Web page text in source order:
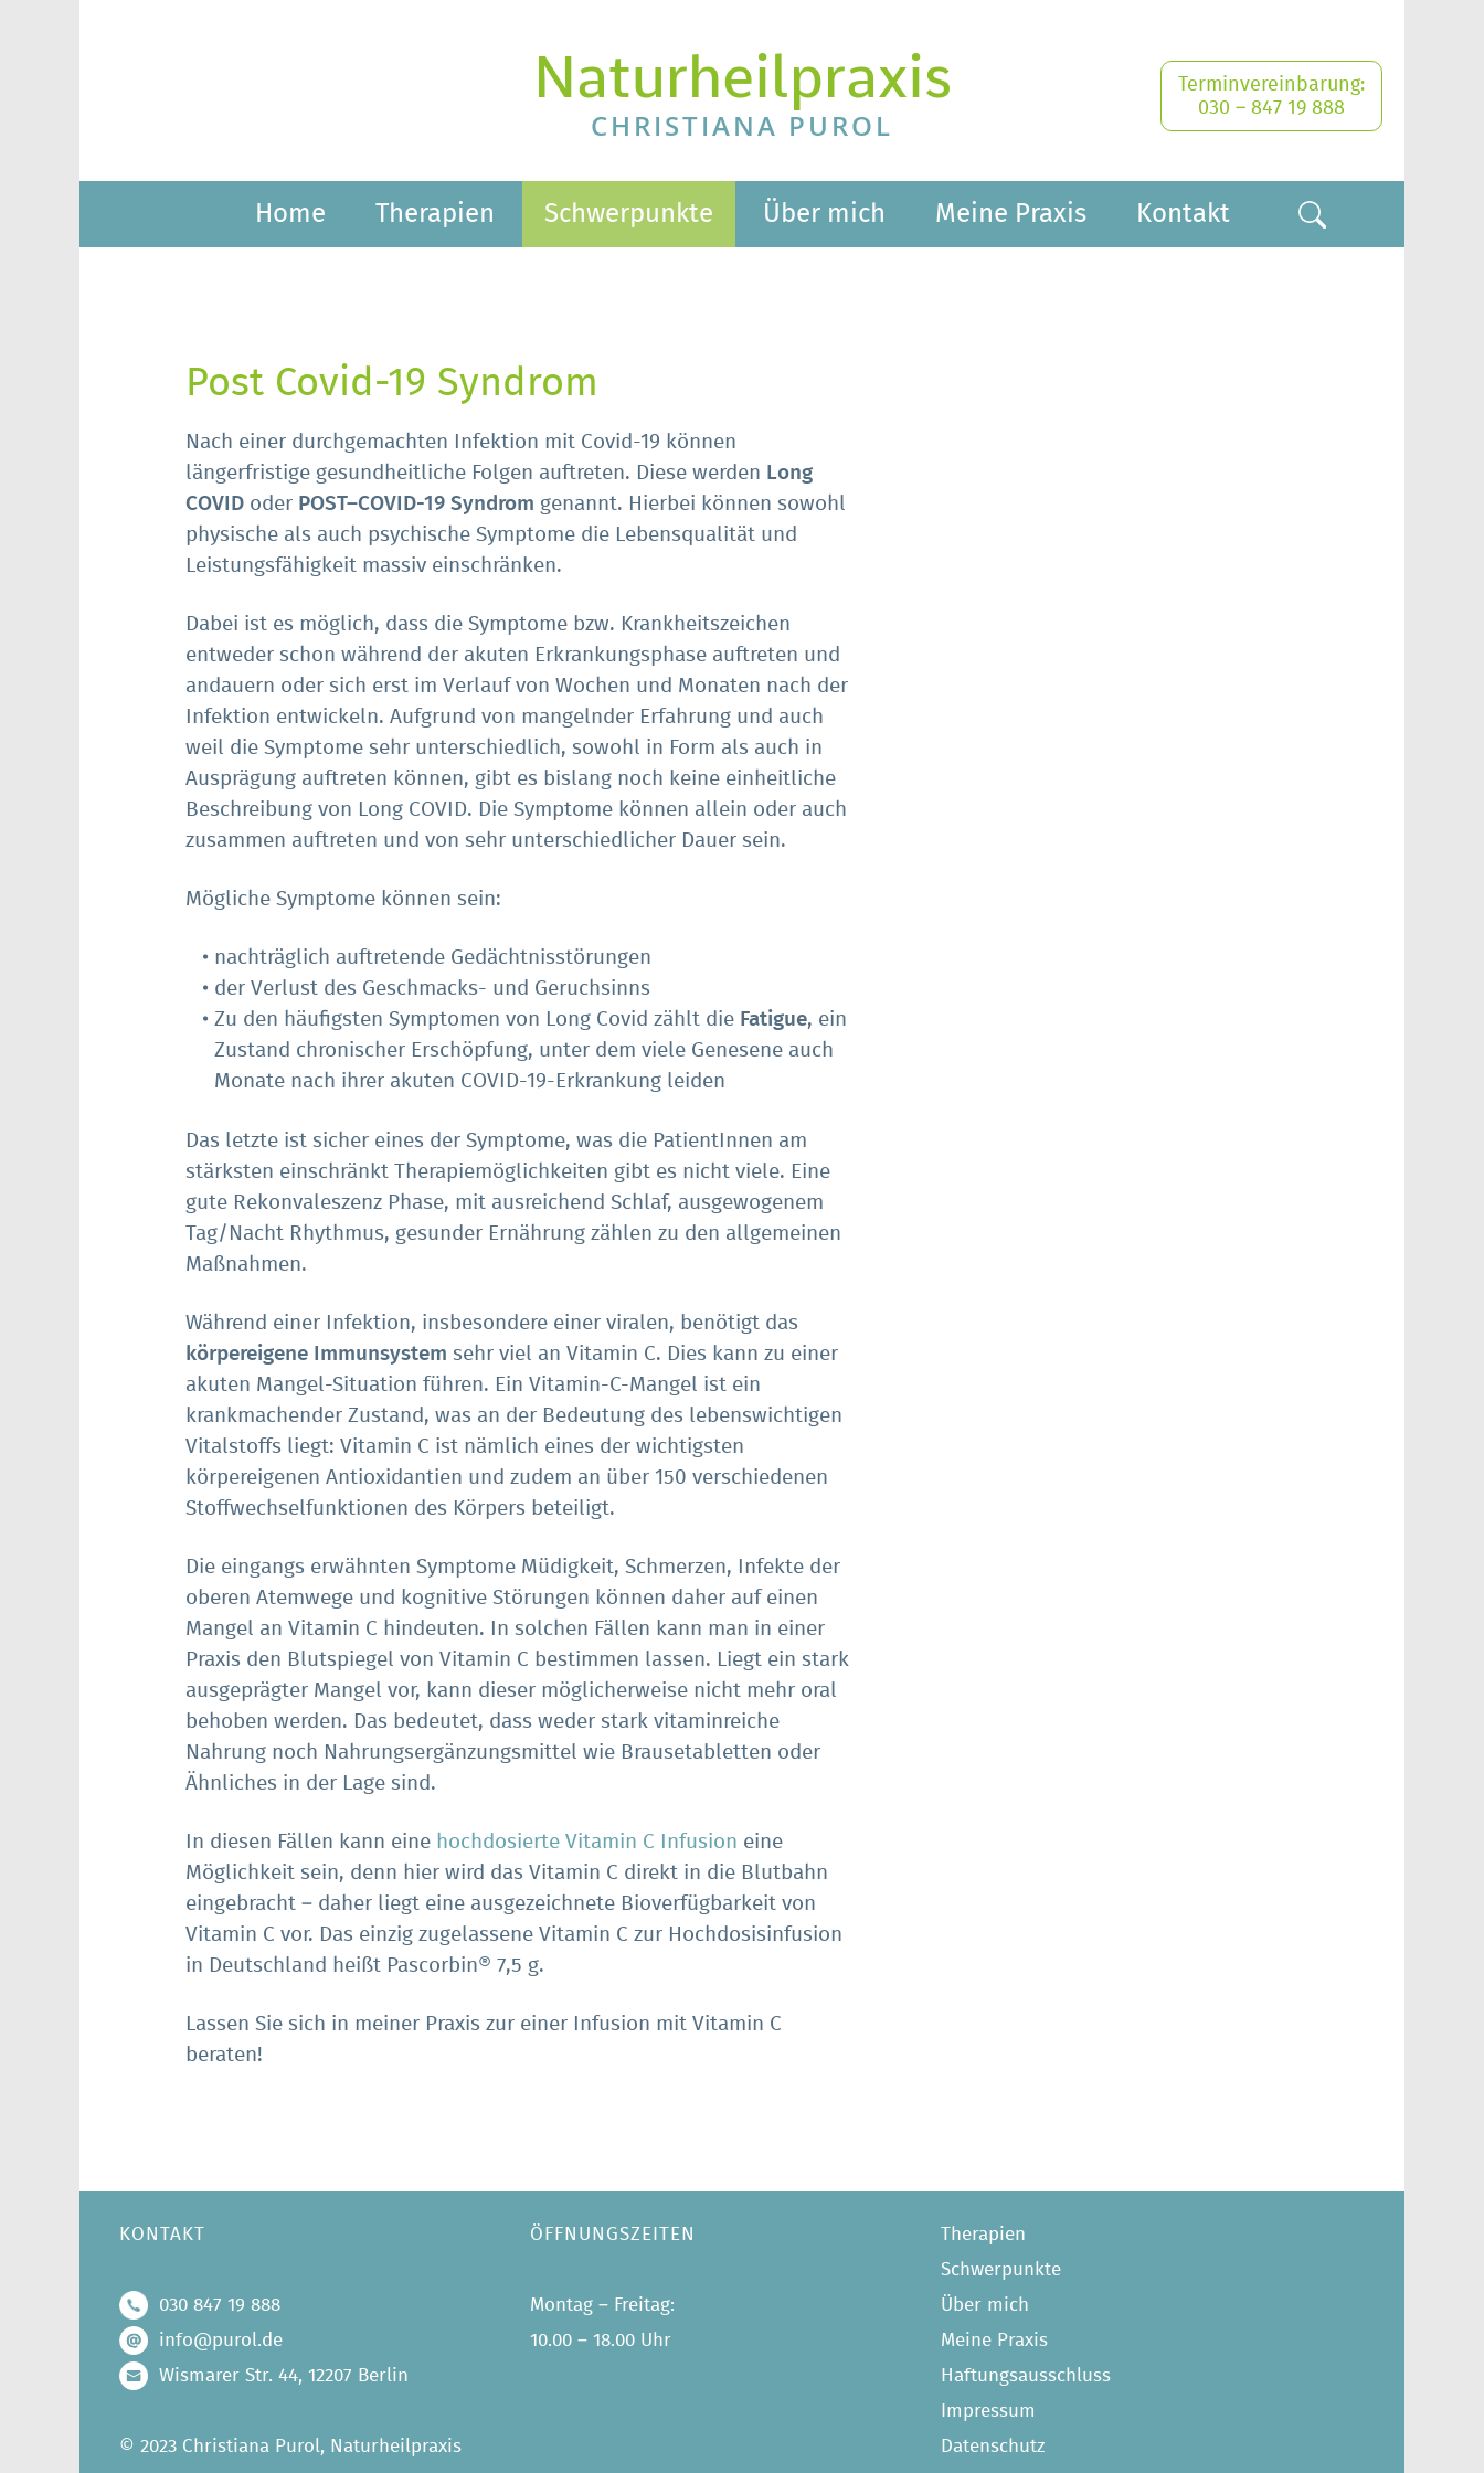
Terminvereinbarung:
030 – 847 19 888
Naturheilpraxis
CHRISTIANA PUROL
Home Therapien Schwerpunkte Über mich Meine Praxis Kontakt
Post Covid-19 Syndrom
Nach einer durchgemachten Infektion mit Covid-19 können
längerfristige gesundheitliche Folgen auftreten. Diese werden Long
COVID oder POST–COVID-19 Syndrom genannt. Hierbei können sowohl
physische als auch psychische Symptome die Lebensqualität und
Leistungsfähigkeit massiv einschränken.
Dabei ist es möglich, dass die Symptome bzw. Krankheitszeichen
entweder schon während der akuten Erkrankungsphase auftreten und
andauern oder sich erst im Verlauf von Wochen und Monaten nach der
Infektion entwickeln. Aufgrund von mangelnder Erfahrung und auch
weil die Symptome sehr unterschiedlich, sowohl in Form als auch in
Ausprägung auftreten können, gibt es bislang noch keine einheitliche
Beschreibung von Long COVID. Die Symptome können allein oder auch
zusammen auftreten und von sehr unterschiedlicher Dauer sein.
Mögliche Symptome können sein:
nachträglich auftretende Gedächtnisstörungen
der Verlust des Geschmacks- und Geruchsinns
Zu den häufigsten Symptomen von Long Covid zählt die Fatigue, ein
Zustand chronischer Erschöpfung, unter dem viele Genesene auch
Monate nach ihrer akuten COVID-19-Erkrankung leiden
Das letzte ist sicher eines der Symptome, was die PatientInnen am
stärksten einschränkt Therapiemöglichkeiten gibt es nicht viele. Eine
gute Rekonvaleszenz Phase, mit ausreichend Schlaf, ausgewogenem
Tag/Nacht Rhythmus, gesunder Ernährung zählen zu den allgemeinen
Maßnahmen.
Während einer Infektion, insbesondere einer viralen, benötigt das
körpereigene Immunsystem sehr viel an Vitamin C. Dies kann zu einer
akuten Mangel-Situation führen. Ein Vitamin-C-Mangel ist ein
krankmachender Zustand, was an der Bedeutung des lebenswichtigen
Vitalstoffs liegt: Vitamin C ist nämlich eines der wichtigsten
körpereigenen Antioxidantien und zudem an über 150 verschiedenen
Stoffwechselfunktionen des Körpers beteiligt.
Die eingangs erwähnten Symptome Müdigkeit, Schmerzen, Infekte der
oberen Atemwege und kognitive Störungen können daher auf einen
Mangel an Vitamin C hindeuten. In solchen Fällen kann man in einer
Praxis den Blutspiegel von Vitamin C bestimmen lassen. Liegt ein stark
ausgeprägter Mangel vor, kann dieser möglicherweise nicht mehr oral
behoben werden. Das bedeutet, dass weder stark vitaminreiche
Nahrung noch Nahrungsergänzungsmittel wie Brausetabletten oder
Ähnliches in der Lage sind.
In diesen Fällen kann eine hochdosierte Vitamin C Infusion eine
Möglichkeit sein, denn hier wird das Vitamin C direkt in die Blutbahn
eingebracht – daher liegt eine ausgezeichnete Bioverfügbarkeit von
Vitamin C vor. Das einzig zugelassene Vitamin C zur Hochdosisinfusion
in Deutschland heißt Pascorbin® 7,5 g.
Lassen Sie sich in meiner Praxis zur einer Infusion mit Vitamin C
beraten!
KONTAKT
030 847 19 888
info@purol.de
Wismarer Str. 44, 12207 Berlin
© 2023 Christiana Purol, Naturheilpraxis
ÖFFNUNGSZEITEN
Montag – Freitag:
10.00 – 18.00 Uhr
Therapien
Schwerpunkte
Über mich
Meine Praxis
Haftungsausschluss
Impressum
Datenschutz